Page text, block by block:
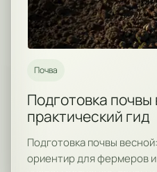
Почва
Подготовка почвы
практический гид
Подготовка почвы
ориентир для фермеров